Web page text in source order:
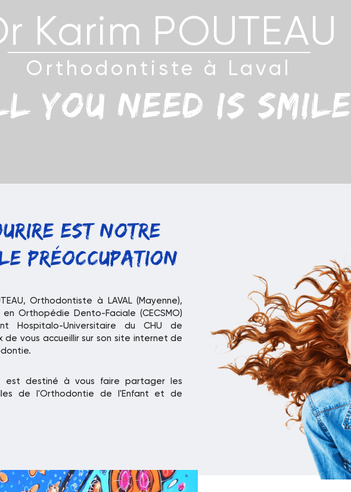
Karim POUTEAU
Orthodontiste à Laval
you need is smile
Est Notre
Préoccupation
Orthodontiste à LAVAL (Mayenne),
Orthopédie Dento-Faciale (CECSMO)
Hospitalo-Universitaire du CHU de
de vous accueillir sur son site internet de
est destiné à vous faire partager les
de l'Orthodontie de l'Enfant et de